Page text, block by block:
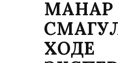
МАНАР
ХОДЕ